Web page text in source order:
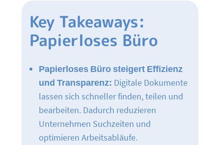
Key Takeaways:
Papierloses Büro
Papierloses Büro steigert Effizienz
und Transparenz: Digitale Dokumente
lassen sich schneller finden, teilen und
bearbeiten. Dadurch reduzieren
Unternehmen Suchzeiten und
optimieren Arbeitsabläufe.